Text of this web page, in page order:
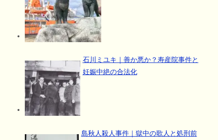
石川ミユキ｜善か悪か？寿産院事件と
妊娠中絶の合法化
島秋人殺人事件｜獄中の歌人と処刑前